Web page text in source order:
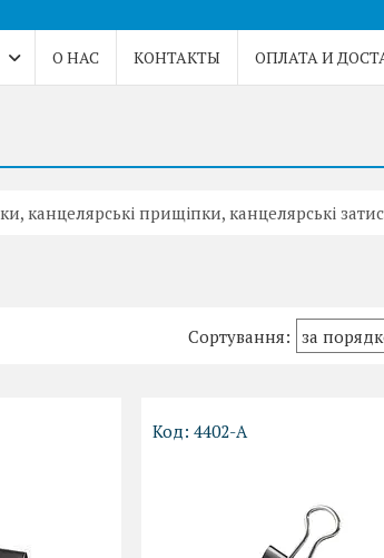
О НАС КОНТАКТЫ ОПЛАТА И
канцелярські прищіпки, канцелярські
4402-A